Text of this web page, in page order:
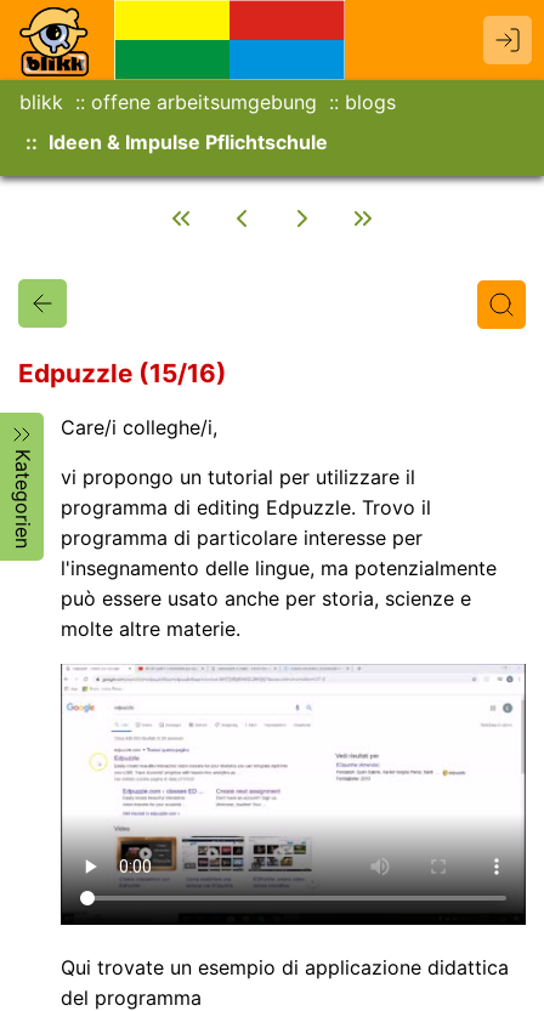
blikk offene arbeitsumgebung
blogs
Ideen & Impulse Pflichtschule
Titel Text Autor/in
Edpuzzle (15/16)
Kategorien
Care/i colleghe/i,
vi propongo un tutorial per utilizzare il
programma di editing Edpuzzle. Trovo il
programma di particolare interesse per
l'insegnamento delle lingue, ma potenzialmente
può essere usato anche per storia, scienze e
molte altre materie.
Qui trovate un esempio di applicazione didattica
del programma